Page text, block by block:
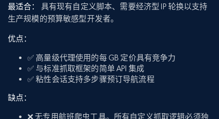
最适合：
具有现有自定义脚本、需要经济型 IP 轮换以支持
生产规模的预算敏感型开发者。
优点：
✅ 高量级代理使用的每 GB 定价具有竞争力
✅ 与标准抓取框架的简单 API 集成
✅ 粘性会话支持多步骤预订导航流程
缺点：
❌ 无专用航班爬虫工具。所有自定义抓取逻辑必须独